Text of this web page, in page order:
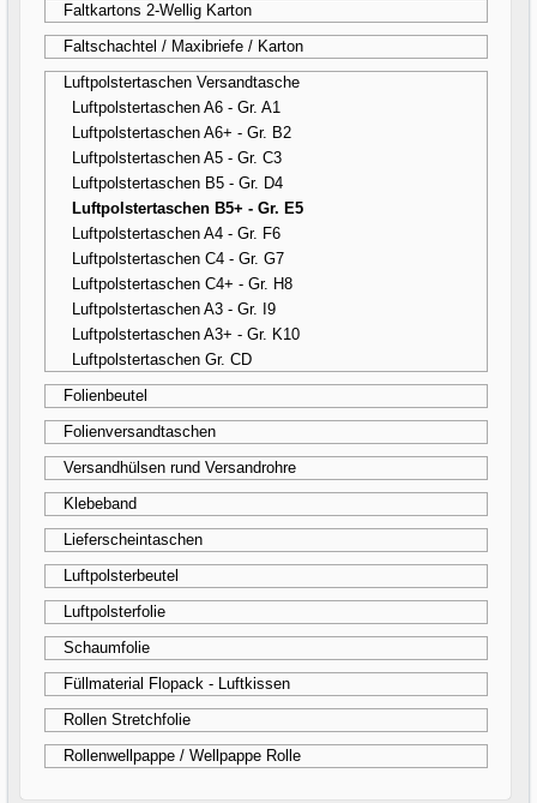
Faltkartons 2-Wellig Karton
Faltschachtel / Maxibriefe / Karton
Luftpolstertaschen Versandtasche
Luftpolstertaschen A6 - Gr. A1
Luftpolstertaschen A6+ - Gr. B2
Luftpolstertaschen A5 - Gr. C3
Luftpolstertaschen B5 - Gr. D4
Luftpolstertaschen B5+ - Gr. E5
Luftpolstertaschen A4 - Gr. F6
Luftpolstertaschen C4 - Gr. G7
Luftpolstertaschen C4+ - Gr. H8
Luftpolstertaschen A3 - Gr. I9
Luftpolstertaschen A3+ - Gr. K10
Luftpolstertaschen Gr. CD
Folienbeutel
Folienversandtaschen
Versandhülsen rund Versandrohre
Klebeband
Lieferscheintaschen
Luftpolsterbeutel
Luftpolsterfolie
Schaumfolie
Füllmaterial Flopack - Luftkissen
Rollen Stretchfolie
Rollenwellpappe / Wellpappe Rolle